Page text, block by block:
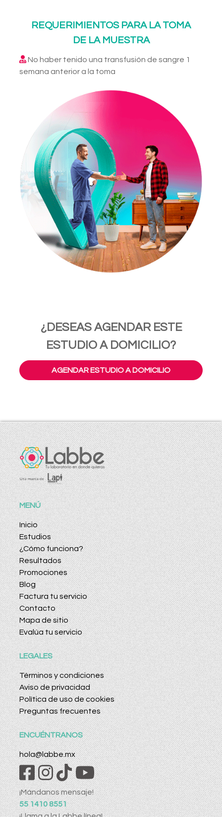
REQUERIMIENTOS PARA LA TOMA
DE LA MUESTRA
No haber tenido una transfusión de sangre 1
semana anterior a la toma
¿DESEAS AGENDAR ESTE
ESTUDIO A DOMICILIO?
AGENDAR ESTUDIO A DOMICILIO
MENÚ
Inicio
Estudios
¿Cómo funciona?
Resultados
Promociones
Blog
Factura tu servicio
Contacto
Mapa de sitio
Evalúa tu servicio
LEGALES
Términos y condiciones
Aviso de privacidad
Política de uso de cookies
Preguntas frecuentes
ENCUÉNTRANOS
hola@labbe.mx
¡Mándanos mensaje!
55 1410 8551